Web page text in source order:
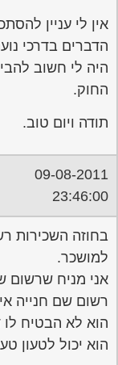
אין לי עניין
הדברים בדרכי
היה לי חשוב
החוק.
תודה ויום טוב.
09-08-2011
23:46:00
בחוזה השכירות
למושכר.
אני מניח שרשום
רשום שם חנייה
הוא לא הבטיח לו
הוא יכול לטעון